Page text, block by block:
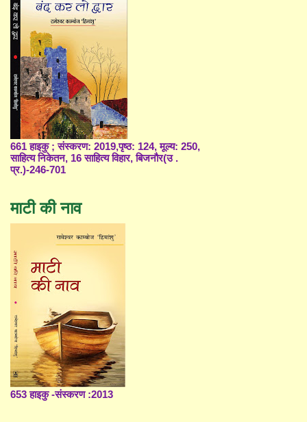
661 हाइकु ; संस्करण: 2019,पृष्ठ: 124, मूल्य: 250,
साहित्य निकेतन, 16 साहित्य विहार, बिजनौर(उ .
प्र.)-246-701
माटी की नाव
653 हाइकु -संस्करण :2013